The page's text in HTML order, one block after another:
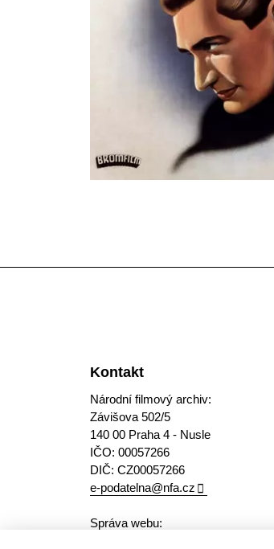
Kontakt
Národní filmový archiv:
Závišova 502/5
140 00 Praha 4 - Nusle
IČO: 00057266
DIČ: CZ00057266
e-podatelna@nfa.cz
Správa webu: